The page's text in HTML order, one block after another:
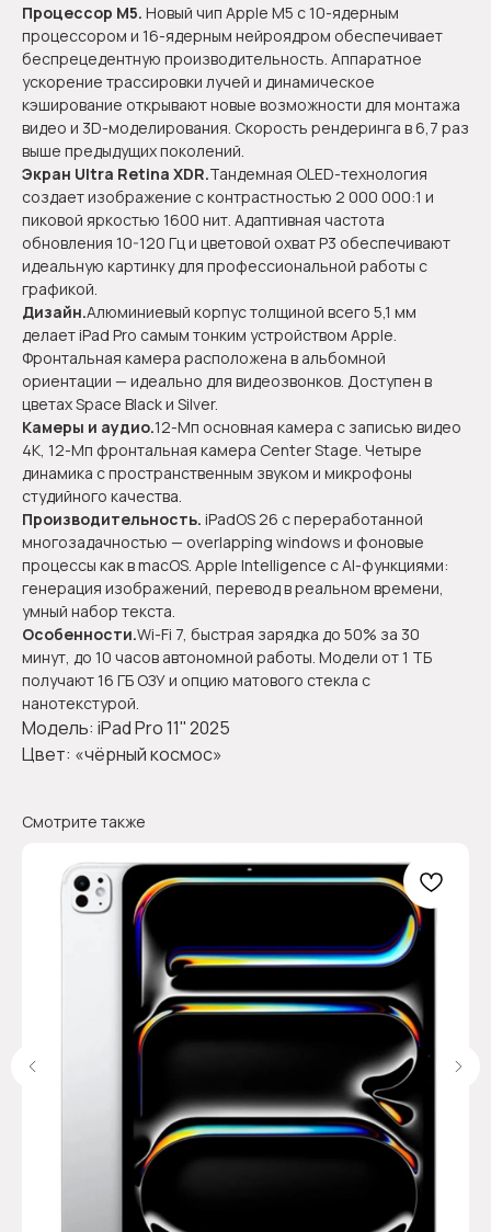
Процессор M5. Новый чип Apple M5 с 10-ядерным
процессором и 16-ядерным нейроядром обеспечивает
беспрецедентную производительность. Аппаратное
ускорение трассировки лучей и динамическое
кэширование открывают новые возможности для монтажа
видео и 3D-моделирования. Скорость рендеринга в 6,7 раз
выше предыдущих поколений.
Экран Ultra Retina XDR.Тандемная OLED-технология
создает изображение с контрастностью 2 000 000:1 и
пиковой яркостью 1600 нит. Адаптивная частота
обновления 10-120 Гц и цветовой охват P3 обеспечивают
идеальную картинку для профессиональной работы с
графикой.
Дизайн.Алюминиевый корпус толщиной всего 5,1 мм
делает iPad Pro самым тонким устройством Apple.
Фронтальная камера расположена в альбомной
ориентации — идеально для видеозвонков. Доступен в
цветах Space Black и Silver.
Камеры и аудио.12-Мп основная камера с записью видео
4K, 12-Мп фронтальная камера Center Stage. Четыре
динамика с пространственным звуком и микрофоны
студийного качества.
Производительность. iPadOS 26 с переработанной
многозадачностью — overlapping windows и фоновые
процессы как в macOS. Apple Intelligence с AI-функциями:
генерация изображений, перевод в реальном времени,
умный набор текста.
Особенности.Wi-Fi 7, быстрая зарядка до 50% за 30
минут, до 10 часов автономной работы. Модели от 1 ТБ
получают 16 ГБ ОЗУ и опцию матового стекла с
нанотекстурой.
Модель: iPad Pro 11'' 2025
Цвет: «чёрный космос»
Смотрите также